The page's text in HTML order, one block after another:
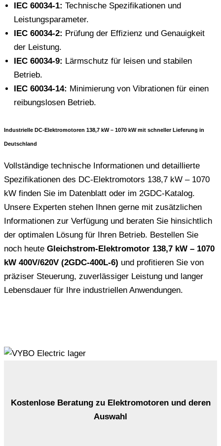
IEC 60034-1: Technische Spezifikationen und
Leistungsparameter.
IEC 60034-2: Prüfung der Effizienz und Genauigkeit
der Leistung.
IEC 60034-9: Lärmschutz für leisen und stabilen
Betrieb.
IEC 60034-14: Minimierung von Vibrationen für einen
reibungslosen Betrieb.
Industrielle DC-Elektromotoren 138,7 kW – 1070 kW mit schneller Lieferung in
Deutschland
Vollständige technische Informationen und detaillierte
Spezifikationen des DC-Elektromotors 138,7 kW – 1070
kW finden Sie im Datenblatt oder im 2GDC-Katalog.
Unsere Experten stehen Ihnen gerne mit zusätzlichen
Informationen zur Verfügung und beraten Sie hinsichtlich
der optimalen Lösung für Ihren Betrieb. Bestellen Sie
noch heute Gleichstrom-Elektromotor 138,7 kW – 1070
kW 400V/620V (2GDC-400L-6) und profitieren Sie von
präziser Steuerung, zuverlässiger Leistung und langer
Lebensdauer für Ihre industriellen Anwendungen.
Kostenlose Beratung zu Elektromotoren und deren
Auswahl